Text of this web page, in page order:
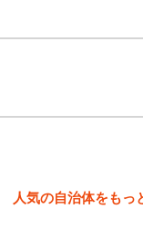
人気の自治体をもっ